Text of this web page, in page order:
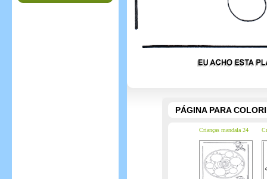
PÁGINA PARA
Crianças mandala 24